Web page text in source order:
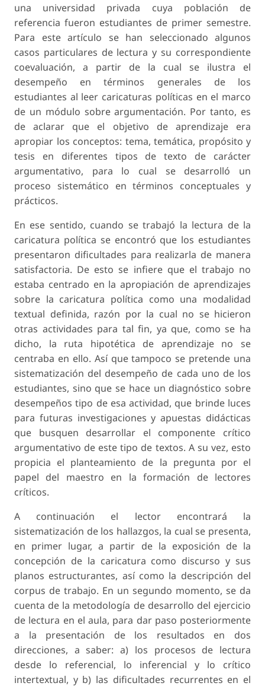
una universidad privada cuya población de
referencia fueron estudiantes de primer semestre.
Para este artículo se han seleccionado algunos
casos particulares de lectura y su correspondiente
coevaluación, a partir de la cual se ilustra el
desempeño en términos generales de los
estudiantes al leer caricaturas políticas en el marco
de un módulo sobre argumentación. Por tanto, es
de aclarar que el objetivo de aprendizaje era
apropiar los conceptos: tema, temática, propósito y
tesis en diferentes tipos de texto de carácter
argumentativo, para lo cual se desarrolló un
proceso sistemático en términos conceptuales y
prácticos.
En ese sentido, cuando se trabajó la lectura de la
caricatura política se encontró que los estudiantes
presentaron dificultades para realizarla de manera
satisfactoria. De esto se infiere que el trabajo no
estaba centrado en la apropiación de aprendizajes
sobre la caricatura política como una modalidad
textual definida, razón por la cual no se hicieron
otras actividades para tal fin, ya que, como se ha
dicho, la ruta hipotética de aprendizaje no se
centraba en ello. Así que tampoco se pretende una
sistematización del desempeño de cada uno de los
estudiantes, sino que se hace un diagnóstico sobre
desempeños tipo de esa actividad, que brinde luces
para futuras investigaciones y apuestas didácticas
que busquen desarrollar el componente crítico
argumentativo de este tipo de textos. A su vez, esto
propicia el planteamiento de la pregunta por el
papel del maestro en la formación de lectores
críticos.
A continuación el lector encontrará la
sistematización de los hallazgos, la cual se presenta,
en primer lugar, a partir de la exposición de la
concepción de la caricatura como discurso y sus
planos estructurantes, así como la descripción del
corpus de trabajo. En un segundo momento, se da
cuenta de la metodología de desarrollo del ejercicio
de lectura en el aula, para dar paso posteriormente
a la presentación de los resultados en dos
direcciones, a saber: a) los procesos de lectura
desde lo referencial, lo inferencial y lo crítico
intertextual, y b) las dificultades recurrentes en el